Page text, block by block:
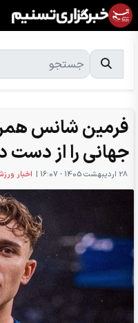
فرمین شانس
جهانی را از دست
28 ارديبهشت 1405 - 16:07 | اخبار